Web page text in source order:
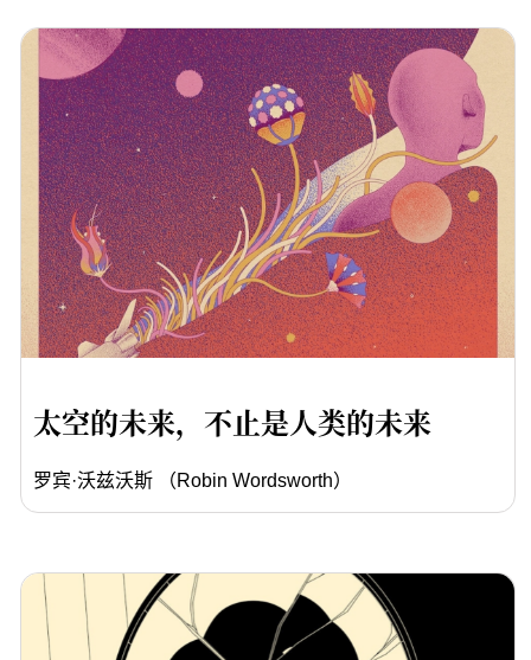
太空的未来，不止是人类的未来
罗宾·沃兹沃斯 （Robin Wordsworth）